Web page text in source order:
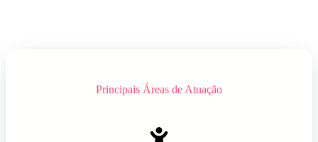
Principais Áreas de Atuação